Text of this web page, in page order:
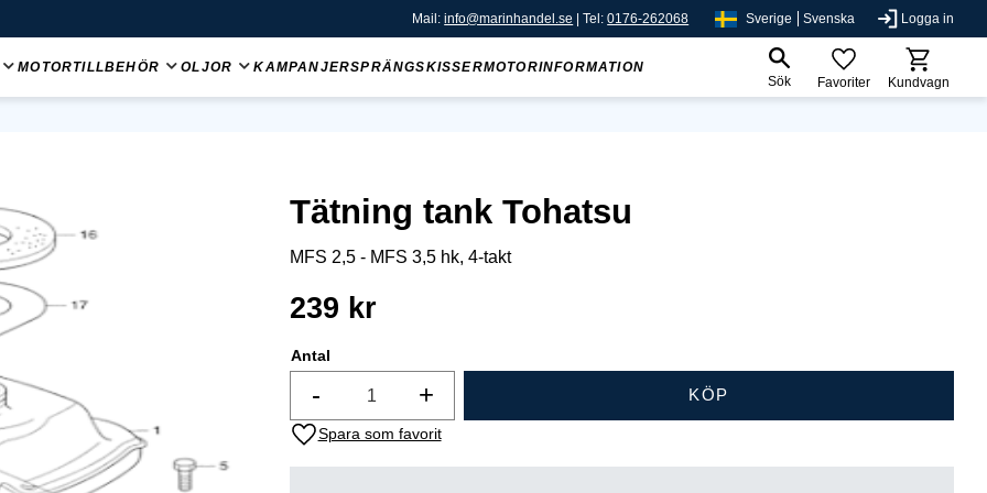
Mail:info@marinhandel.se | Tel:0176-262068 Sverige Svenska Logga in
MOTORTILLBEHÖR OLJOR KAMPANJERSPRÄNGSKISSERMOTORINFORMATION
Sök
Favoriter Kundvagn
Tätning tank Tohatsu
MFS 2,5 - MFS 3,5 hk, 4-takt
239 kr
Antal
+
- KÖP
Lägg till i favoriter